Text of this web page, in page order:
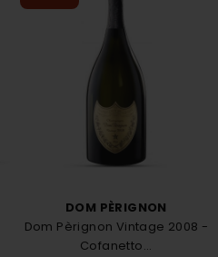
DOM PÈRIGNON
Dom Pèrignon Vintage 2008 -
Cofanetto...